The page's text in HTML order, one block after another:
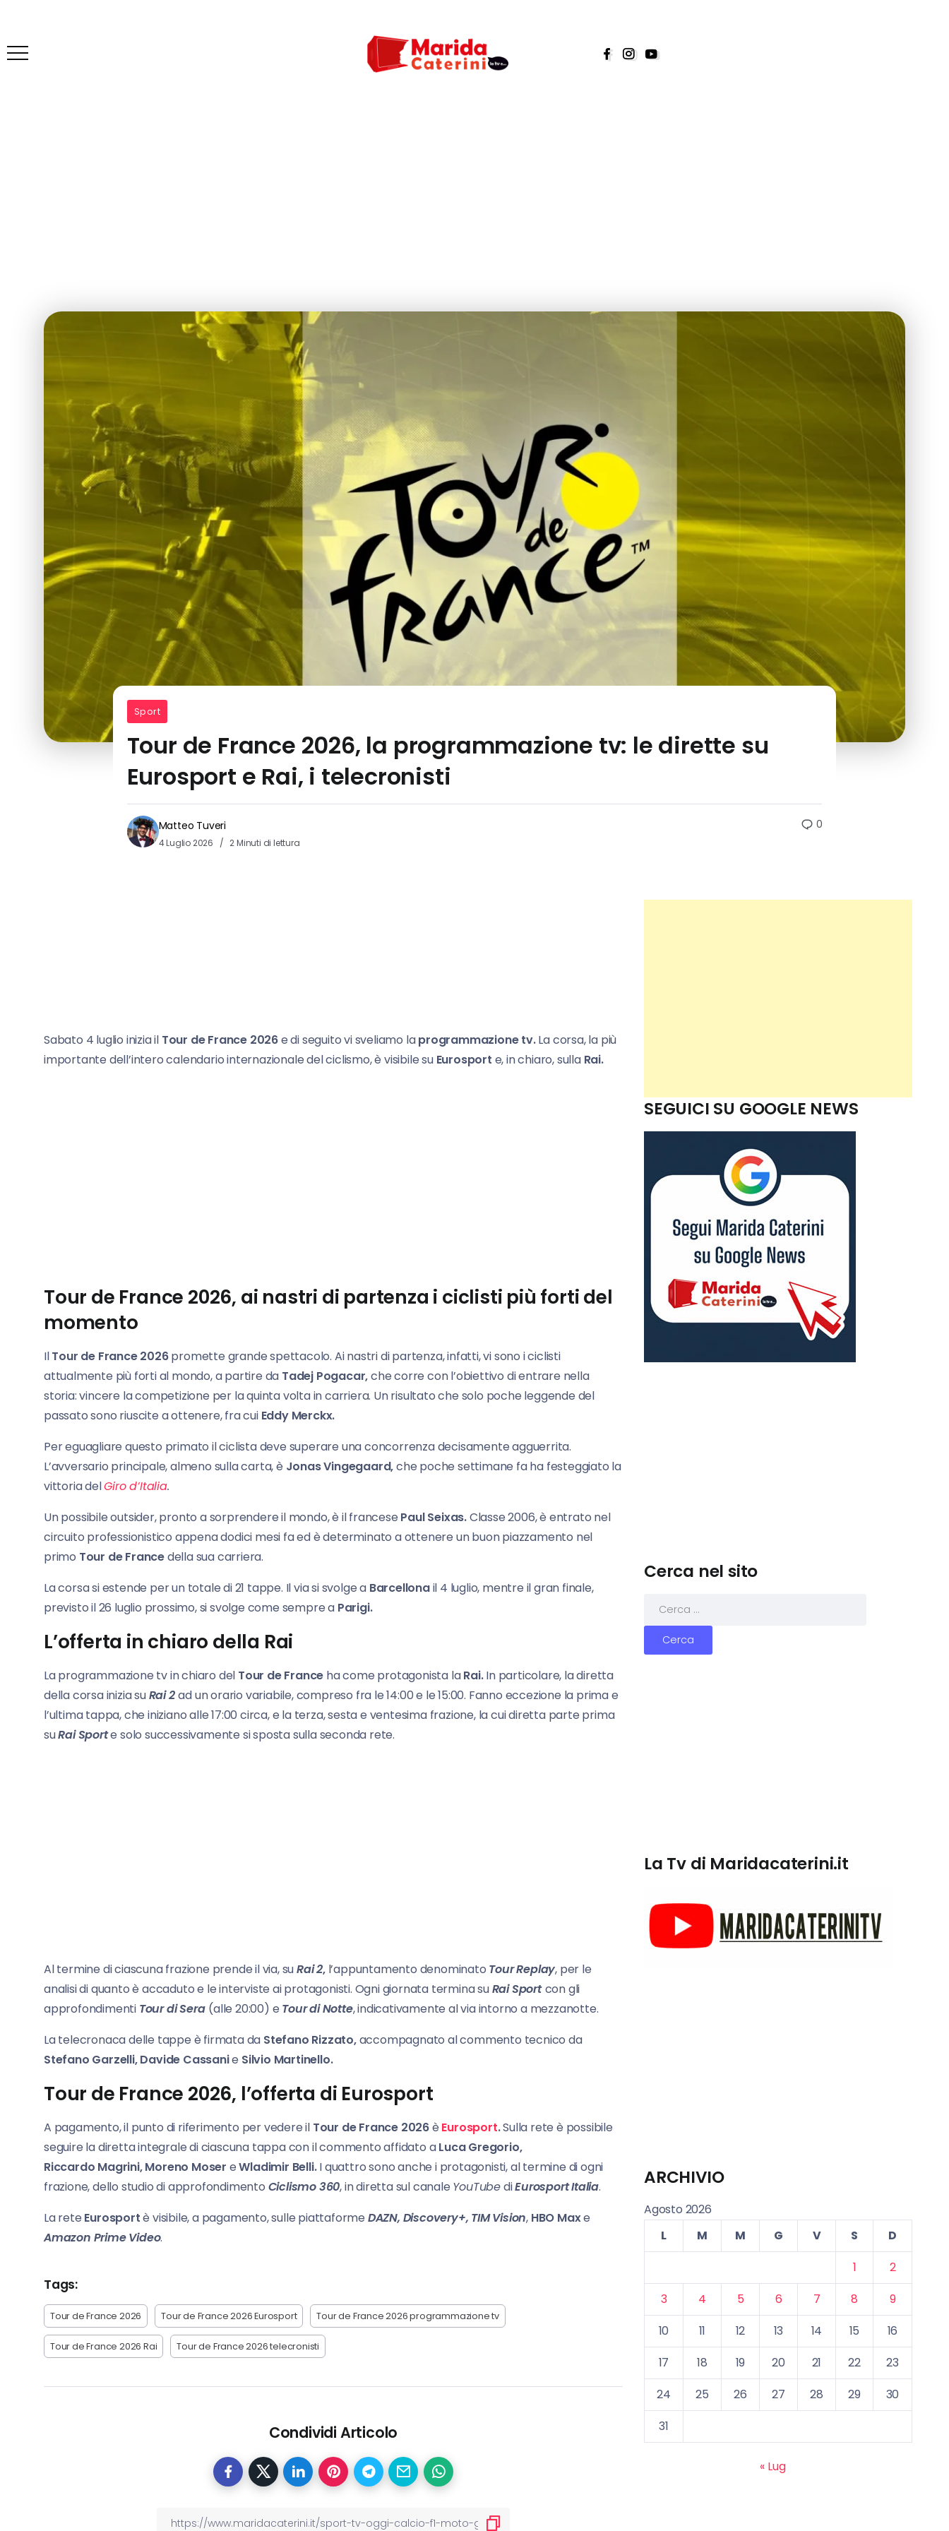
Sport
Tour de France 2026, la programmazione tv: le dirette su
Eurosport e Rai, i telecronisti
Matteo Tuveri
4 Luglio 2026 2 Minuti di lettura
0
Sabato 4 luglio inizia il Tour de France 2026e di seguito vi sveliamo laprogrammazione tv.La corsa, la più
importante dell’intero calendario internazionale del ciclismo, è visibile su Eurosport e, in chiaro, sulla Rai.
Tour de France 2026, ai nastri di partenza i ciclisti più forti del
momento
IlTour de France 2026promette grande spettacolo. Ai nastri di partenza, infatti, vi sono i ciclisti
attualmente più forti al mondo, a partire da Tadej Pogacar,che corre con l’obiettivo di entrare nella
storia: vincere la competizione per la quinta volta in carriera. Un risultato che solo poche leggende del
passato sono riuscite a ottenere, fra cui Eddy Merckx.
Per eguagliare questo primato il ciclista deve superare una concorrenza decisamente agguerrita.
L’avversario principale, almeno sulla carta, è Jonas Vingegaard,che poche settimane fa ha festeggiato la
vittoria delGiro d’Italia.
Un possibile outsider, pronto a sorprendere il mondo, è il francese Paul Seixas.Classe 2006, è entrato nel
circuito professionistico appena dodici mesi fa ed è determinato a ottenere un buon piazzamento nel
primo Tour de Francedella sua carriera.
La corsa si estende per un totale di 21 tappe. Il via si svolge a Barcellonail 4 luglio, mentre il gran finale,
previsto il 26 luglio prossimo, si svolge come sempre a Parigi.
L’offerta in chiaro della Rai
La programmazione tv in chiaro del Tour de France ha come protagonista laRai.In particolare, la diretta
della corsa inizia suRai 2 ad un orario variabile, compreso fra le 14:00 e le 15:00. Fanno eccezione la prima e
l’ultima tappa, che iniziano alle 17:00 circa, e la terza, sesta e ventesima frazione, la cui diretta parte prima
suRai Sporte solo successivamente si sposta sulla seconda rete.
Al termine di ciascuna frazione prende il via, suRai 2,l’appuntamento denominato Tour Replay, per le
analisi di quanto è accaduto e le interviste ai protagonisti. Ogni giornata termina suRai Sport con gli
approfondimenti Tour di Sera (alle 20:00) e Tour di Notte, indicativamente al via intorno a mezzanotte.
La telecronaca delle tappe è firmata da Stefano Rizzato,accompagnato al commento tecnico da
Stefano Garzelli, Davide Cassanie Silvio Martinello.
Tour de France 2026, l’offerta di Eurosport
A pagamento, il punto di riferimento per vedere il Tour de France 2026è Eurosport.Sulla rete è possibile
seguire la diretta integrale di ciascuna tappa con il commento affidato aLuca Gregorio,
Riccardo Magrini, Moreno Moser eWladimir Belli.I quattro sono anche i protagonisti, al termine di ogni
frazione, dello studio di approfondimento Ciclismo 360, in diretta sul canale YouTubediEurosport Italia.
La rete Eurosportè visibile, a pagamento, sulle piattaforme DAZN, Discovery+, TIM Vision, HBO Maxe
Amazon Prime Video.
Tags:
Tour de France 2026 Tour de France 2026 Eurosport Tour de France 2026 programmazione tv
Tour de France 2026 Rai Tour de France 2026 telecronisti
Condividi Articolo
SEGUICI SU GOOGLE NEWS
Cerca nel sito
La Tv di Maridacaterini.it
ARCHIVIO
Agosto 2026
L
M M G V S
D
1
2
3
4 5 6 7 8
9
10
11 12 13 14 15
16
17
18 19 20 21 22
23
24
25 26 27 28 29
30
31
« Lug